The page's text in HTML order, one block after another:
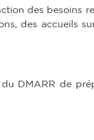
des besoins
des accueils
DMARR de